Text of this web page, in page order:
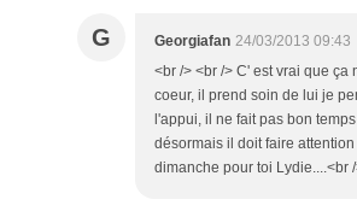
G Georgiafan 24/03/2013 09:43
<br /> <br /> C' est vrai que ça
coeur, il prend soin de lui je
l'appui, il ne fait pas bon
désormais il doit faire
dimanche pour toi Lydie....<br